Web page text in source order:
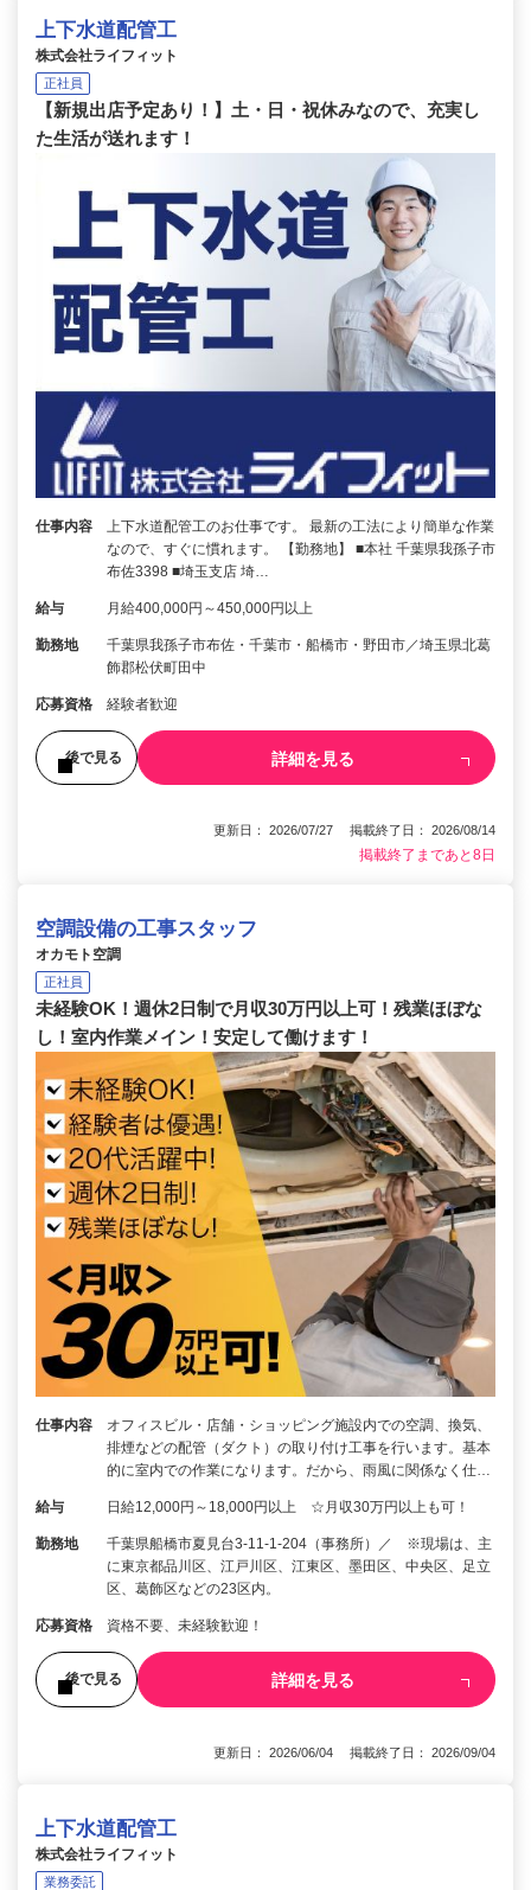
上下水道配管工
株式会社ライフィット
正社員
【新規出店予定あり！】土・日・祝休みなので、充実し
た生活が送れます！
仕事内容
上下水道配管工のお仕事です。 最新の工法により簡単な作業
なので、すぐに慣れます。 【勤務地】 ■本社 千葉県我孫子市
布佐3398 ■埼玉支店 埼…
給与 月給400,000円～450,000円以上
勤務地
千葉県我孫子市布佐・千葉市・船橋市・野田市／埼玉県北葛
飾郡松伏町田中
応募資格 経験者歓迎
後で見る 詳細を見る
更新日： 2026/07/27 掲載終了日： 2026/08/14
掲載終了まであと8日
空調設備の工事スタッフ
オカモト空調
正社員
未経験OK！週休2日制で月収30万円以上可！残業ほぼな
し！室内作業メイン！安定して働けます！
仕事内容
オフィスビル・店舗・ショッピング施設内での空調、換気、
排煙などの配管（ダクト）の取り付け工事を行います。基本
的に室内での作業になります。だから、雨風に関係なく仕…
給与 日給12,000円～18,000円以上 ☆月収30万円以上も可！
勤務地
千葉県船橋市夏見台3-11-1-204（事務所）／ ※現場は、主
に東京都品川区、江戸川区、江東区、墨田区、中央区、足立
区、葛飾区などの23区内。
応募資格 資格不要、未経験歓迎！
後で見る 詳細を見る
更新日： 2026/06/04 掲載終了日： 2026/09/04
上下水道配管工
株式会社ライフィット
業務委託